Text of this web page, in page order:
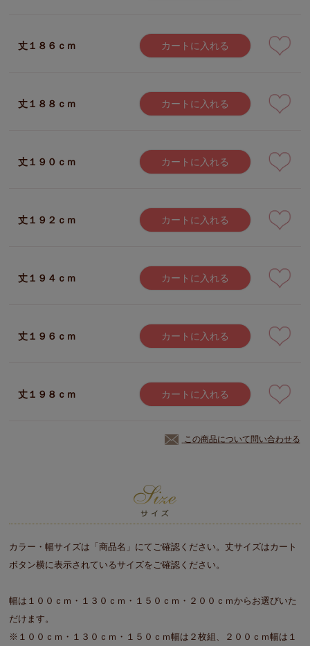
丈１８６ｃｍ カートに入れる
丈１８８ｃｍ カートに入れる
丈１９０ｃｍ カートに入れる
丈１９２ｃｍ カートに入れる
丈１９４ｃｍ カートに入れる
丈１９６ｃｍ カートに入れる
丈１９８ｃｍ カートに入れる
この商品について問い合わせる
カラー・幅サイズは「商品名」にてご確認ください。丈サイズはカート
ボタン横に表示されているサイズをご確認ください。
幅は１００ｃｍ・１３０ｃｍ・１５０ｃｍ・２００ｃｍからお選びいた
だけます。
※１００ｃｍ・１３０ｃｍ・１５０ｃｍ幅は２枚組、２００ｃｍ幅は１